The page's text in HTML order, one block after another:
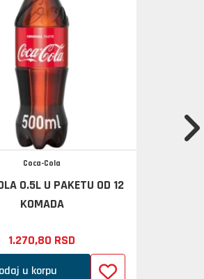
Coca-Cola
0.5L U PAKETU OD 12
KOMADA
1.270,80 RSD
u korpu